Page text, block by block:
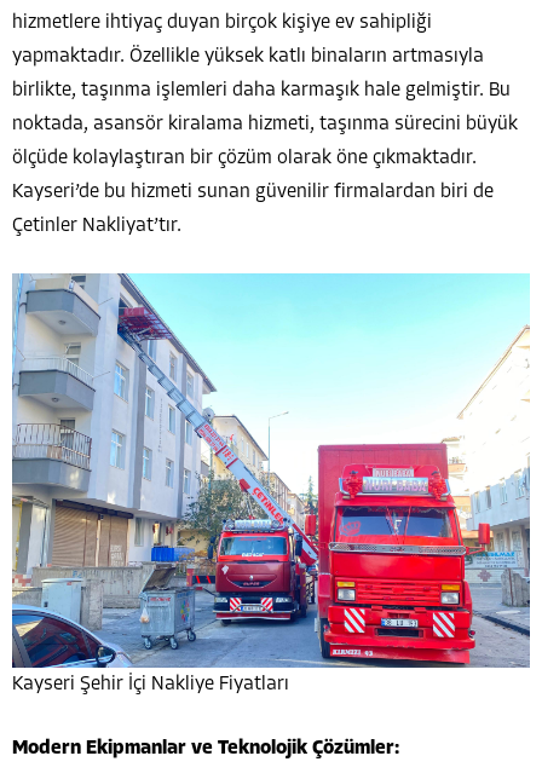
hizmetlere ihtiyaç duyan birçok kişiye ev sahipliği
yapmaktadır. Özellikle yüksek katlı binaların artmasıyla
birlikte, taşınma işlemleri daha karmaşık hale gelmiştir. Bu
noktada, asansör kiralama hizmeti, taşınma sürecini büyük
ölçüde kolaylaştıran bir çözüm olarak öne çıkmaktadır.
Kayseri’de bu hizmeti sunan güvenilir firmalardan biri de
Çetinler Nakliyat’tır.
Kayseri Şehir İçi Nakliye Fiyatları
Modern Ekipmanlar ve Teknolojik Çözümler: